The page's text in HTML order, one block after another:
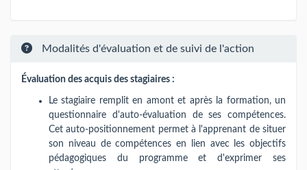
Modalités d'évaluation et de suivi de l'action
Évaluation des acquis des stagiaires :
Le stagiaire remplit en amont et après la formation, un
questionnaire d'auto-évaluation de ses compétences.
Cet auto-positionnement permet à l'apprenant de situer
son niveau de compétences en lien avec les objectifs
pédagogiques du programme et d'exprimer ses